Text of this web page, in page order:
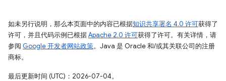
如未另行说明，那么本页面中的内容已根据知识共享署名 4.0 许可获得了
许可，并且代码示例已根据Apache 2.0 许可获得了许可。有关详情，请
参阅 Google 开发者网站政策。Java 是 Oracle 和/或其关联公司的注册
商标。
最后更新时间 (UTC)：2026-07-04。